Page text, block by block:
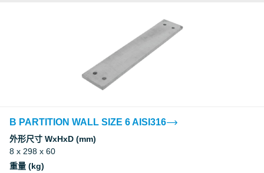
B PARTITION WALL SIZE 6 AISI316
外形尺寸 WxHxD (mm)
8 x 298 x 60
重量 (kg)